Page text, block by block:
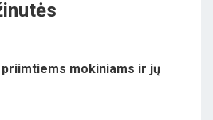
mokiniams ir jų